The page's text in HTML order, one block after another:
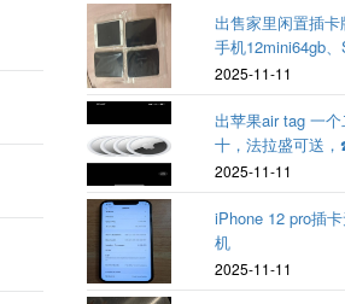
出售家里闲置插卡
手机12mini64gb
2025-11-11
出苹果air tag 一
十，法拉盛可送
2025-11-11
iPhone 12 pro插
机
2025-11-11